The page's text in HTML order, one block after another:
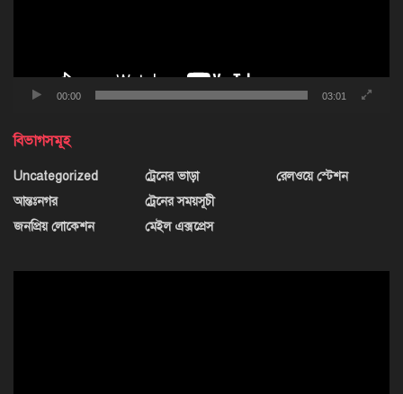
00:00 03:01
বিভাগসমূহ
Uncategorized
আন্তঃনগর
জনপ্রিয় লোকেশন
ট্রেনের ভাড়া
ট্রেনের সময়সূচী
মেইল এক্সপ্রেস
রেলওয়ে স্টেশন